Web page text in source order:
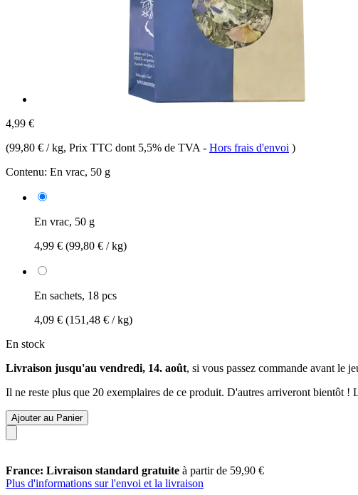
4,99 €
(99,80 € / kg, Prix TTC dont 5,5% de TVA - Hors frais d'envoi )
Contenu: En vrac, 50 g
En vrac, 50 g
4,99 € (99,80 € / kg)
En sachets, 18 pcs
4,09 € (151,48 € / kg)
En stock
Livraison jusqu'au vendredi, 14. août, si vous passez commande avant le
Il ne reste plus que 20 exemplaires de ce produit. D'autres arriveront bientôt
Ajouter au Panier
France: Livraison standard gratuite à partir de 59,90 €
Plus d'informations sur l'envoi et la livraison